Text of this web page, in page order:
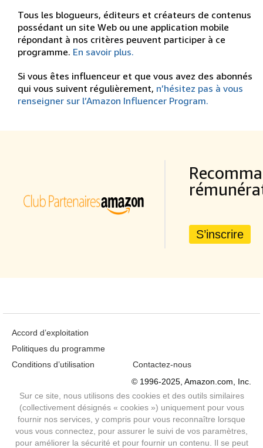
Tous les blogueurs, éditeurs et créateurs de contenus
possédant un site Web ou une application mobile
répondant à nos critères peuvent participer à ce
programme. En savoir plus.
Si vous êtes influenceur et que vous avez des abonnés
qui vous suivent régulièrement, n’hésitez pas à vous
renseigner sur l’Amazon Influencer Program.
S’inscrire
Accord d’exploitation
Politiques du programme
Conditions d’utilisation
Contactez-nous
© 1996-2025, Amazon.com, Inc.
Sur ce site, nous utilisons des cookies et des outils similaires
(collectivement désignés « cookies ») uniquement pour vous
fournir nos services, y compris pour vous reconnaître lorsque
vous vous connectez, pour assurer le suivi de vos paramètres,
pour améliorer la sécurité et pour fournir un contenu. Il se peut